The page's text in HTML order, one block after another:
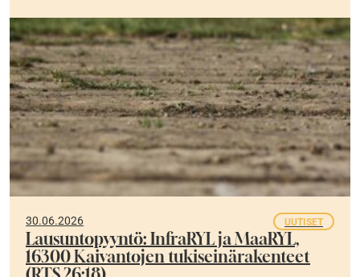
30.06.2026 UUTISET
Lausuntopyyntö: InfraRYL ja MaaRYL,
16300 Kaivantojen tukiseinärakenteet